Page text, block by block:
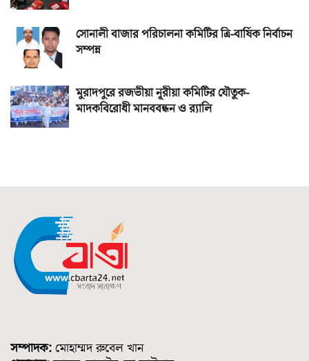
সোনালী বাজার পরিচালনা কমিটির ত্রি-বার্ষিক নির্বাচন
সম্পন্ন
মুরাদপুরে রজভীয়া নূরীয়া কমিটির যৌতুক-
মাদকবিরোধী মানববন্ধন ও র‌্যালি
সম্পাদক: মোহাম্মদ রুবেল খান